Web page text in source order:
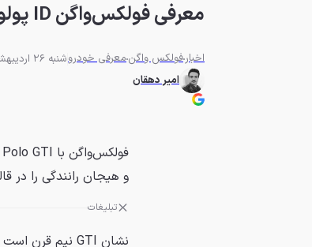
معرفی فولکس‌واگن ID پولو GTI، اولین برقی با جذابیت نوستالژیک
اخبارفولکس واگنمعرفی خودروشنبه 26 اردیبهشت 1405 - 18:00
امیر دهقان
و هیجان رانندگی را در
تبلیغات
نشان GTI نیم قرن است که خودروهای کوچک